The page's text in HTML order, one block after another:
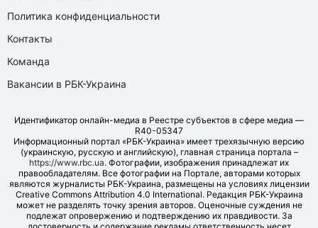
Политика конфиденциальности
Контакты
Команда
Вакансии в РБК-Украина
Идентификатор онлайн-медиа в Реестре субъектов в сфере медиа —
R40-05347
Информационный портал «РБК-Украина» имеет трехязычную версию
(украинскую, русскую и английскую), главная страница портала –
https://www.rbc.ua. Фотографии, изображения принадлежат их
правообладателям. Все фотографии на Портале, авторами которых
являются журналисты РБК-Украина, размещены на условиях лицензии
Creative Commons Attribution 4.0 International. Редакция РБК-Украина
может не разделять точку зрения авторов. Оценочные суждения не
подлежат опровержению и подтверждению их правдивости. За